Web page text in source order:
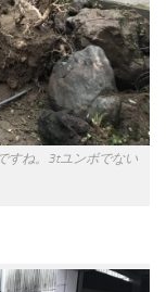
すね。3tユンボでない